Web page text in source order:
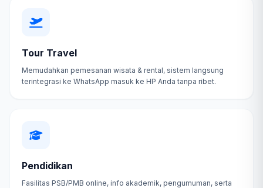
Tour Travel
Memudahkan pemesanan wisata & rental, sistem langsung
terintegrasi ke WhatsApp masuk ke HP Anda tanpa ribet.
Pendidikan
Fasilitas PSB/PMB online, info akademik, pengumuman, serta